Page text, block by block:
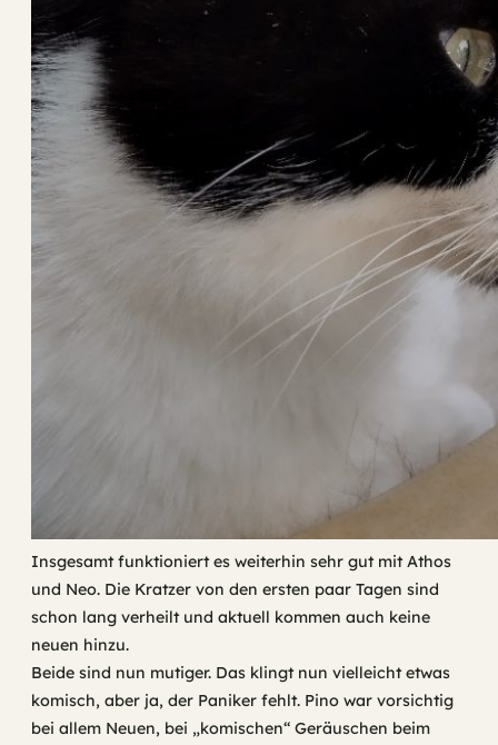
Insgesamt funktioniert es weiterhin sehr gut mit Athos
und Neo. Die Kratzer von den ersten paar Tagen sind
schon lang verheilt und aktuell kommen auch keine
neuen hinzu.
Beide sind nun mutiger. Das klingt nun vielleicht etwas
komisch, aber ja, der Paniker fehlt. Pino war vorsichtig
bei allem Neuen, bei „komischen“ Geräuschen beim